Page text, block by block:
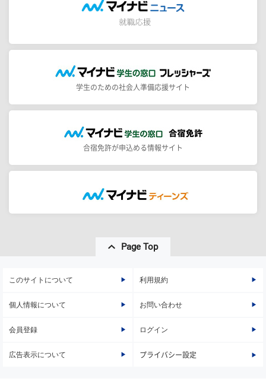
学生のための社会人準備応援サイト
合宿免許が申込める情報サイト
Page Top
このサイトについて 利用規約
個人情報について お問い合わせ
会員登録 ログイン
広告表示について プライバシー設定